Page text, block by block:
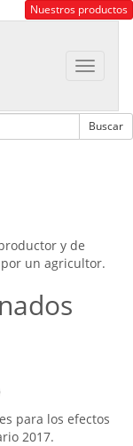
Nuestros productos
Toggle
y de
un agricultor.
para los efectos
2017.